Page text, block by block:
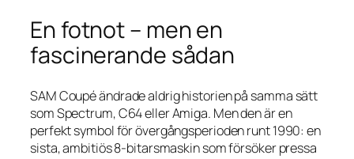
En fotnot – men en
fascinerande sådan
SAM Coupé ändrade aldrig historien på samma sätt
som Spectrum, C64 eller Amiga. Men den är en
perfekt symbol för övergångsperioden runt 1990: en
sista, ambitiös 8-bitarsmaskin som försöker pressa